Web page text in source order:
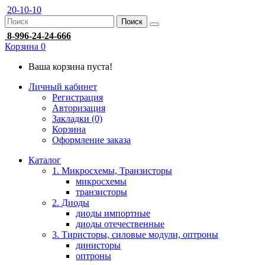
20-10-10
Поиск
8-996-24-24-666
Корзина 0
Ваша корзина пуста!
Личный кабинет
Регистрация
Авторизация
Закладки (0)
Корзина
Оформление заказа
Каталог
1. Микросхемы, Транзисторы
микросхемы
транзисторы
2. Диоды
диоды импортные
диоды отечественные
3. Тиристоры, силовые модули, оптроны
динисторы
оптроны